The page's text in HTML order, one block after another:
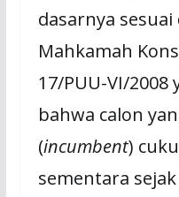
dasarnya
Mahkamah
17/PUU-VI/2008
bahwa calon
(incumbent)
sementara